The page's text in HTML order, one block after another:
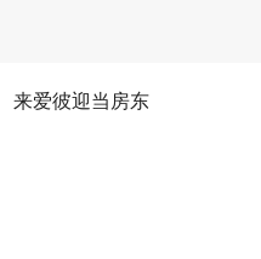
来爱彼迎当房东